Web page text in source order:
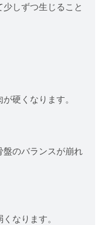
しずつ生じること
硬くなります。
のバランスが崩れ
なります。